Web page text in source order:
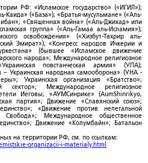
РФ: «Исламское государство» («ИГИЛ»);
Каида» («База»); «Братья-мусульмане» («Аль-
«Священная война» («Аль-Джихад» или
группа» («Аль-Гамаа аль-Исламия»);
освобождения» («Хизбут-Тахрир аль-
Эмират»); «Конгресс народов Ичкерии и
(бывшее «Исламское движение
народа»; Международное религиозное
повстанческая армия» (УПА);
– Украинская народная самооборона» (УНА -
Украинская организация «Братство»;
сектор»; Международное религиозное
Иеговы; «АУМСинрике» (AumShinrikyo,
партия»; Движение «Славянский союз»;
«Движение против нелегальной
Международное общественное
Движение «Колумбайн»; Батальон
на территории РФ, см. по ссылкам:
organizacii-i-materialy.html